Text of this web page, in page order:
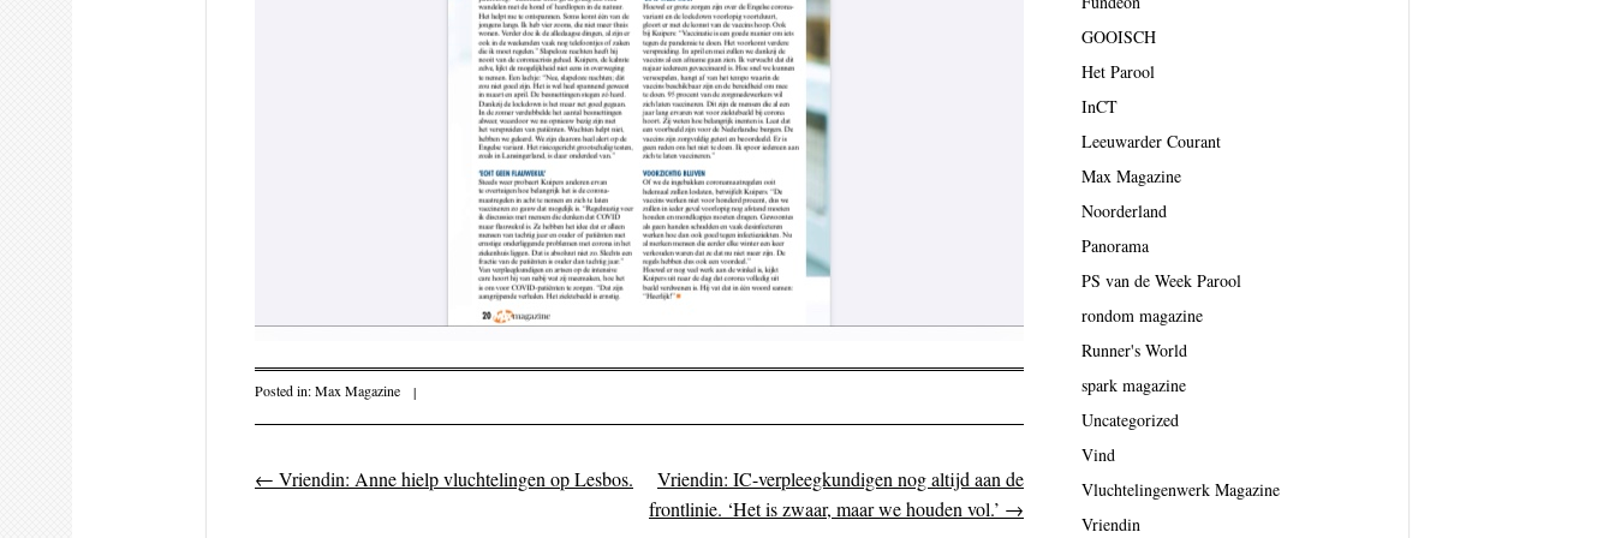
Posted in:Max Magazine |
Post navigation
← Vriendin: Anne hielp vluchtelingen op Lesbos.
Vriendin: IC-verpleegkundigen nog altijd aan de
frontlinie. ‘Het is zwaar, maar we houden vol.’ →
GOOISCH
Het Parool
InCT
Leeuwarder Courant
Max Magazine
Noorderland
Panorama
PS van de Week Parool
rondom magazine
Runner's World
spark magazine
Uncategorized
Vind
Vluchtelingenwerk Magazine
Vriendin